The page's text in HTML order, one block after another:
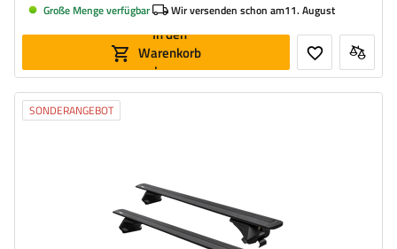
Große Menge verfügbar Wir versenden schon am11. August
In den
Warenkorb
legen
SONDERANGEBOT